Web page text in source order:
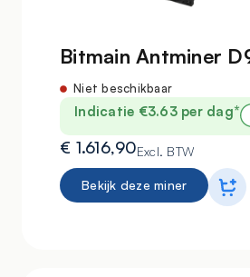
Bitmain Antminer
Niet beschikbaar
Indicatie €3.63 per dag*
€ 1.616,90Excl. BTW
Bekijk deze miner